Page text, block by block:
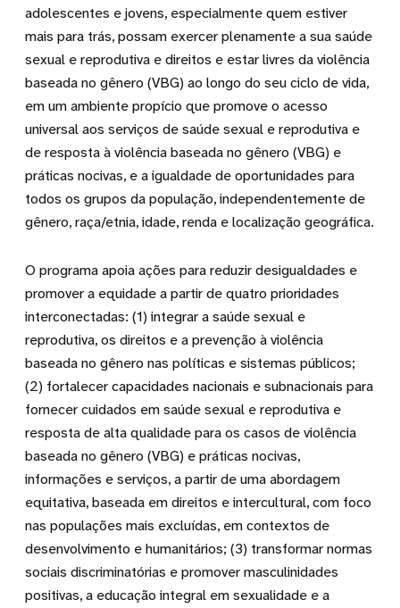
adolescentes e jovens, especialmente quem estiver
mais para trás, possam exercer plenamente a sua saúde
sexual e reprodutiva e direitos e estar livres da violência
baseada no gênero (VBG) ao longo do seu ciclo de vida,
em um ambiente propício que promove o acesso
universal aos serviços de saúde sexual e reprodutiva e
de resposta à violência baseada no gênero (VBG) e
práticas nocivas, e a igualdade de oportunidades para
todos os grupos da população, independentemente de
gênero, raça/etnia, idade, renda e localização geográfica.
O programa apoia ações para reduzir desigualdades e
promover a equidade a partir de quatro prioridades
interconectadas: (1) integrar a saúde sexual e
reprodutiva, os direitos e a prevenção à violência
baseada no gênero nas políticas e sistemas públicos;
(2) fortalecer capacidades nacionais e subnacionais para
fornecer cuidados em saúde sexual e reprodutiva e
resposta de alta qualidade para os casos de violência
baseada no gênero (VBG) e práticas nocivas,
informações e serviços, a partir de uma abordagem
equitativa, baseada em direitos e intercultural, com foco
nas populações mais excluídas, em contextos de
desenvolvimento e humanitários; (3) transformar normas
sociais discriminatórias e promover masculinidades
positivas, a educação integral em sexualidade e a